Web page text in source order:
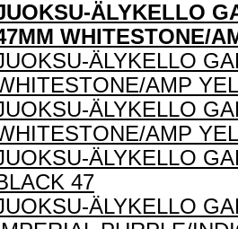
ÄLYKELLO
WHITESTONE/
ÄLYKELLO
AMP
ÄLYKELLO
AMP
ÄLYKELLO
47
ÄLYKELLO